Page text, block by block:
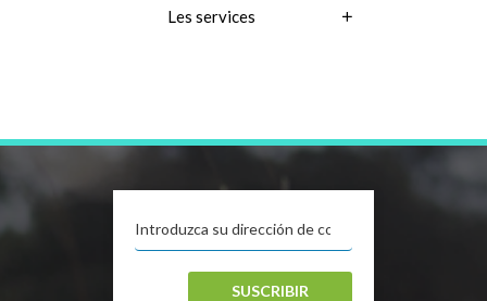
Les services
SUSCRIBIR